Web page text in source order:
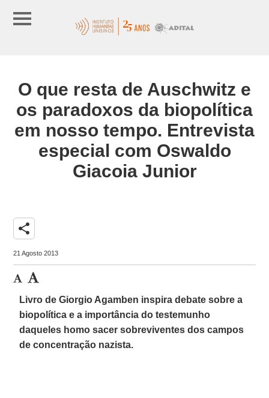
O que resta de Auschwitz e
os paradoxos da biopolítica
em nosso tempo. Entrevista
especial com Oswaldo
Giacoia Junior
share
21 Agosto 2013
Livro de Giorgio Agamben inspira debate sobre a
biopolítica e a importância do testemunho
daqueles homo sacer sobreviventes dos campos
de concentração nazista.